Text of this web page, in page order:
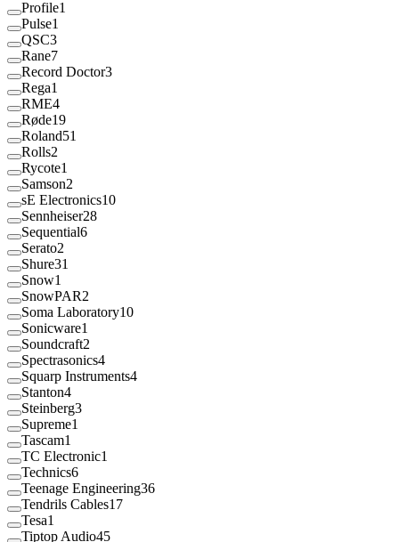
Profile1
Pulse1
QSC3
Rane7
Record Doctor3
Rega1
RME4
Røde19
Roland51
Rolls2
Rycote1
Samson2
sE Electronics10
Sennheiser28
Sequential6
Serato2
Shure31
Snow1
SnowPAR2
Soma Laboratory10
Sonicware1
Soundcraft2
Spectrasonics4
Squarp Instruments4
Stanton4
Steinberg3
Supreme1
Tascam1
TC Electronic1
Technics6
Teenage Engineering36
Tendrils Cables17
Tesa1
Tiptop Audio45